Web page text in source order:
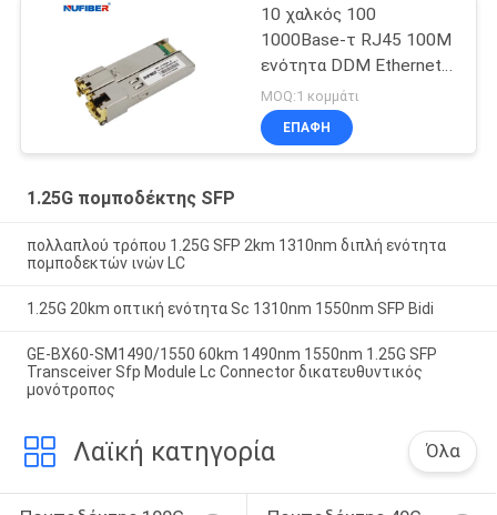
10 χαλκός 100
1000Base-τ RJ45 100M
ενότητα DDM Ethernet
SFP
MOQ:1 κομμάτι
ΕΠΑΦΉ
1.25G πομποδέκτης SFP
πολλαπλού τρόπου 1.25G SFP 2km 1310nm διπλή ενότητα
πομποδεκτών ινών LC
1.25G 20km οπτική ενότητα Sc 1310nm 1550nm SFP Bidi
GE-BX60-SM1490/1550 60km 1490nm 1550nm 1.25G SFP
Transceiver Sfp Module Lc Connector δικατευθυντικός
μονότροπος
Λαϊκή κατηγορία Όλα